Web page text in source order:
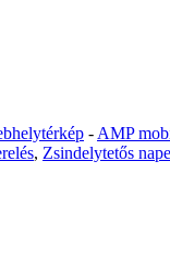
- AMP
, Zsindelytetős